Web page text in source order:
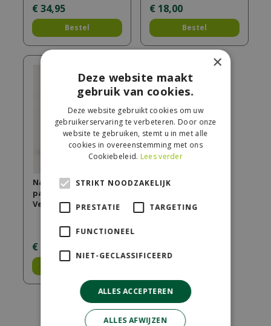
€ 34,95
Bestel
€ 18,00
Bestel
Navulling
parfumsticks 200ml
Vent d'Océan
€
×
Deze website maakt
gebruik van cookies.
Deze website gebruikt cookies om uw
gebruikerservaring te verbeteren. Door onze
website te gebruiken, stemt u in met alle
cookies in overeenstemming met ons
Cookiebeleid. Lees verder
STRIKT NOODZAKELIJK
PRESTATIE TARGETING
FUNCTIONEEL
NIET-GECLASSIFICEERD
ALLES ACCEPTEREN
ALLES AFWIJZEN